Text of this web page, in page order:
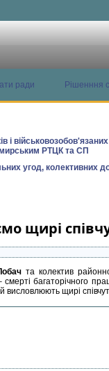
ради Рішенння
і
РТЦК та СП
угод, колективних
щирі
та колектив
багаторічного
щирі